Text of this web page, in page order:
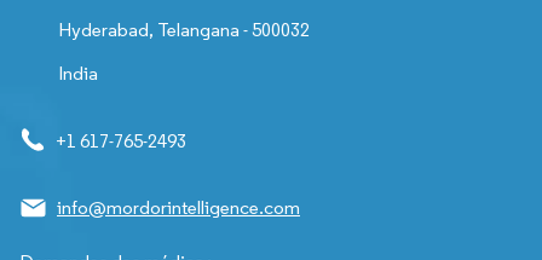
Hyderabad, Telangana - 500032
India
+1 617-765-2493
info@mordorintelligence.com